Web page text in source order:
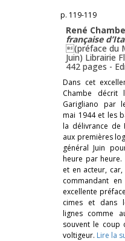
p. 119-119
René
française
(préface du
Juin) Librairie
442 pages -
Dans cet
Chambe
Garigliano par
mai 1944 et les
la délivrance de
aux premières
général Juin
heure par
et en acteur,
commandant
excellente
cimes et dans
lignes comme
souvent le coup
voltigeur. Lire la